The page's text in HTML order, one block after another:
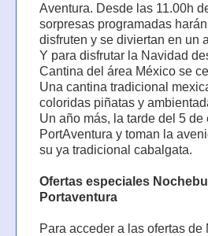
Aventura. Desde las 11.00h
sorpresas programadas
disfruten y se diviertan en un
Y para disfrutar la Navidad
Cantina del área México se
Una cantina tradicional
coloridas piñatas y
Un año más, la tarde del 5
PortAventura y toman la
su ya tradicional cabalgata.
Ofertas especiales
Portaventura
Para acceder a las ofertas